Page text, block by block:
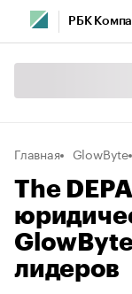
РБК
Главная GlowByte
The
лидеров